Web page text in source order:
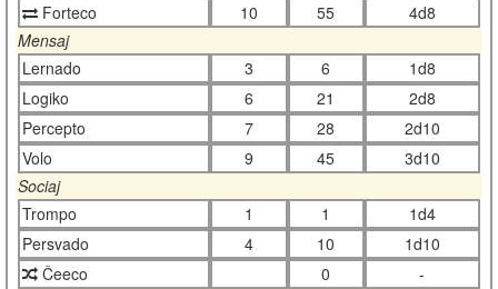
Forteco
10 55
4d8
Mensaj
Lernado
3 6
1d8
Logiko
6 21
2d8
Percepto
7 28
2d10
Volo
9 45
3d10
Sociaj
Trompo
1 1
1d4
Persvado
4 10
1d10
Ĉeeco
0
-